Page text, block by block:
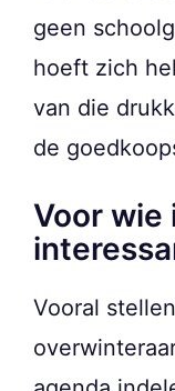
geen
hoeft zich
van die
de
Voor wie
Vooral